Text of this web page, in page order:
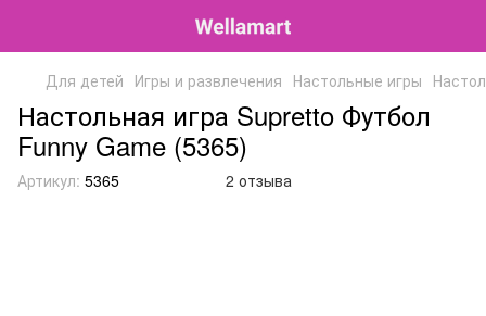
Для детей Игры и развлечения Настольные игры
Настольная игра Supretto Футбол
Funny Game (5365)
Артикул: 5365 2 отзыва